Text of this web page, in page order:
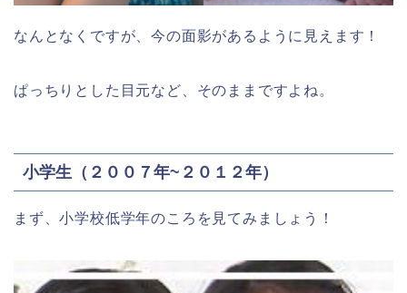
なんとなくですが、今の面影があるように見えます！
ぱっちりとした目元など、そのままですよね。
小学生（２００７年~２０１２年）
まず、小学校低学年のころを見てみましょう！